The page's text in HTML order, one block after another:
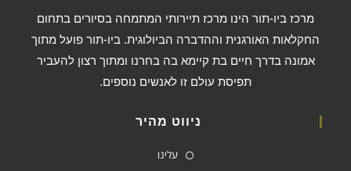
מרכז ביו-תור הינו מרכז תיירותי המתמחה בסיורים בתחום
החקלאות האורגנית וההדברה הביולוגית. ביו-תור פועל מתוך
אמונה בדרך חיים בת קיימא בה בחרנו ומתוך רצון להעביר
תפיסת עולם זו לאנשים נוספים.
ניווט מהיר
עלינו